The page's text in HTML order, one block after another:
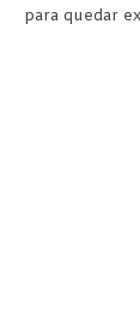
para quedar